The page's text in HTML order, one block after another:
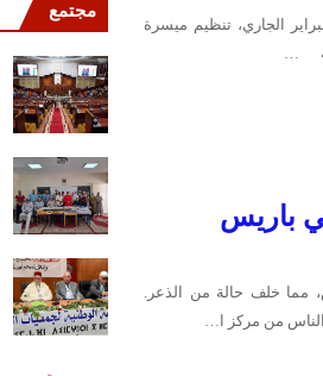
السلطات في مدينة الدار البيضاء صباح اليوم الأحد 19 فبراير الجاري، تنظيم ميسرة
…
باريس
مما خلف حالة من الذعر.
من مركز ا…
مجتمع